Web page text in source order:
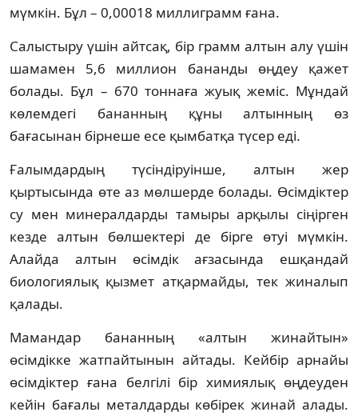
мүмкін. Бұл – 0,00018 миллиграмм ғана.
Салыстыру үшін айтсақ, бір грамм алтын алу үшін
шамамен 5,6 миллион бананды өңдеу қажет
болады. Бұл – 670 тоннаға жуық жеміс. Мұндай
көлемдегі бананның құны алтынның өз
бағасынан бірнеше есе қымбатқа түсер еді.
Ғалымдардың түсіндіруінше, алтын жер
қыртысында өте аз мөлшерде болады. Өсімдіктер
су мен минералдарды тамыры арқылы сіңірген
кезде алтын бөлшектері де бірге өтуі мүмкін.
Алайда алтын өсімдік ағзасында ешқандай
биологиялық қызмет атқармайды, тек жиналып
қалады.
Мамандар бананның «алтын жинайтын»
өсімдікке жатпайтынын айтады. Кейбір арнайы
өсімдіктер ғана белгілі бір химиялық өңдеуден
кейін бағалы металдарды көбірек жинай алады.